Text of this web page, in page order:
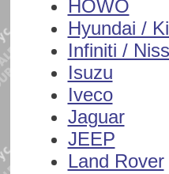
HOWO
Hyundai /
Infiniti /
Isuzu
Iveco
Jaguar
JEEP
Land Rover